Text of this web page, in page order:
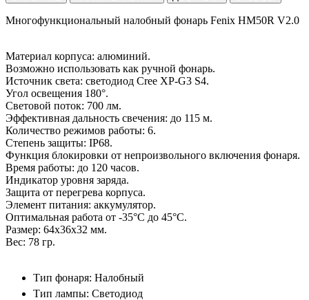
Многофункциональный налобный фонарь Fenix HM50R V2.0
Материал корпуса: алюминий.
Возможно использовать как ручной фонарь.
Источник света: светодиод Cree XP-G3 S4.
Угол освещения 180°.
Световой поток: 700 лм.
Эффективная дальность свечения: до 115 м.
Количество режимов работы: 6.
Степень защиты: IP68.
Функция блокировки от непроизвольного включения фонаря.
Время работы: до 120 часов.
Индикатор уровня заряда.
Защита от перегрева корпуса.
Элемент питания: аккумулятор.
Оптимальная работа от -35°С до 45°С.
Размер: 64х36х32 мм.
Вес: 78 гр.
Тип фонаря: Налобный
Тип лампы: Светодиод